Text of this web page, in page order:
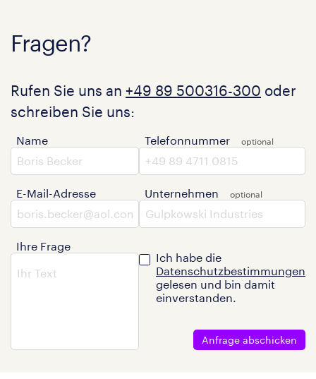
Fragen?
Rufen Sie uns an +49 89 500316-300 oder
schreiben Sie uns:
Name
E-Mail-Adresse
Ihre Frage
Telefonnummer
Unternehmen
Ich habe die
Datenschutzbestimmungen
gelesen und bin damit
einverstanden.
Anfrage abschicken